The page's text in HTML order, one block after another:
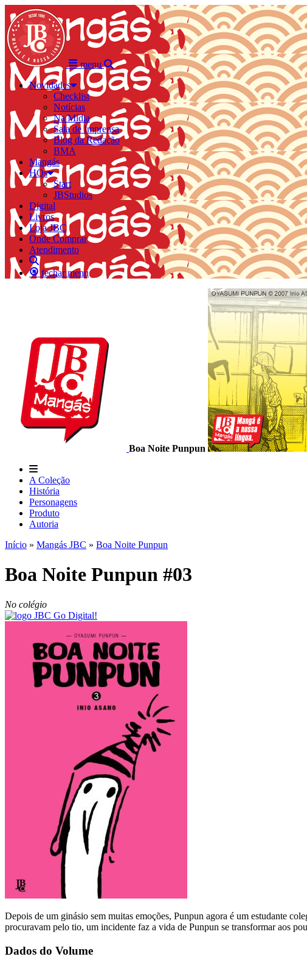
menu
Novidades
Checklist
Notícias
Na Mídia
Sala de Imprensa
Blog da Redação
BMA
Mangás
HQs
Start
JBStudios
Digital
Livros
Loja JBC
Onde Comprar
Atendimento
fechar menu
Boa Noite Punpun
A Coleção
História
Personagens
Produto
Autoria
Início » Mangás JBC » Boa Noite Punpun
Boa Noite Punpun #03
No colégio
Depois de um ginásio sem muitas emoções, Punpun agora é um estudante
procuravam pelo tio, um incidente faz a vida de Punpun se transformar aos
Dados do Volume